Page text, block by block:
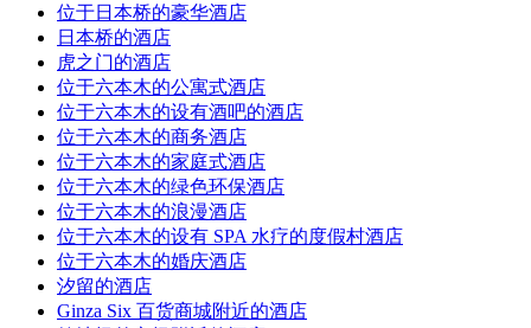
位于日本桥的豪华酒店
日本桥的酒店
虎之门的酒店
位于六本木的公寓式酒店
位于六本木的设有酒吧的酒店
位于六本木的商务酒店
位于六本木的家庭式酒店
位于六本木的绿色环保酒店
位于六本木的浪漫酒店
位于六本木的设有 SPA 水疗的度假村酒店
位于六本木的婚庆酒店
汐留的酒店
Ginza Six 百货商城附近的酒店